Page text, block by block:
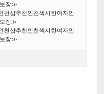
장≫
샵추천인천섹시한여자인
장≫
샵추천인천섹시한여자인
장≫